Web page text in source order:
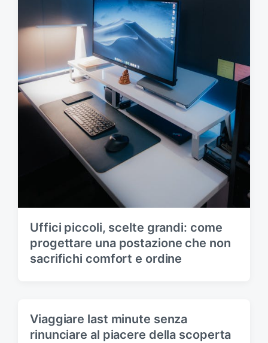
Uffici piccoli, scelte grandi: come
progettare una postazione che non
sacrifichi comfort e ordine
Viaggiare last minute senza
rinunciare al piacere della scoperta